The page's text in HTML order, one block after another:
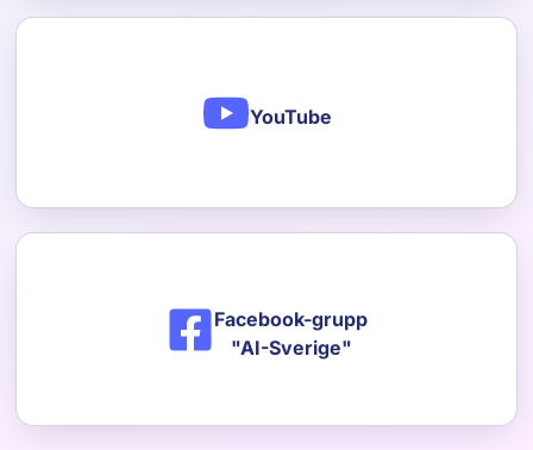
YouTube
Facebook-grupp
"AI-Sverige"